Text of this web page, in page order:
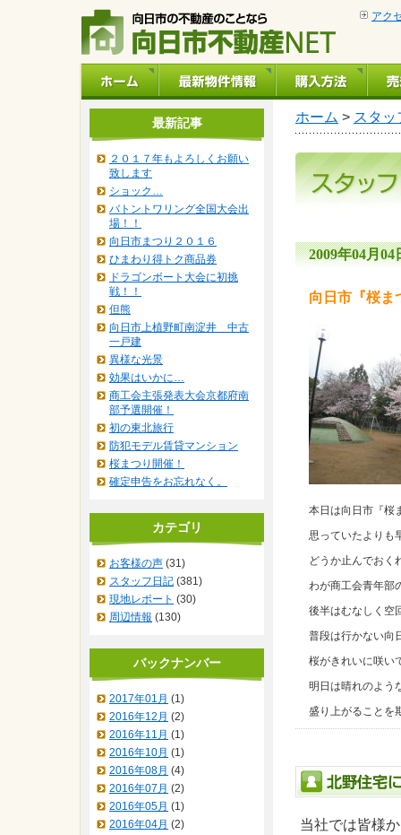
アク
ホーム > スタッ
2009年04月04
向日市『桜ま
本日は向日市『桜
思っていたよりも
どうか止んでおく
わが商工会青年部
後半はむなしく空
普段は行かない向
桜がきれいに咲い
明日は晴れのよう
盛り上がることを
当社では皆様
最新記事
２０１７年もよろしくお願い
致します
ショック…
バトントワリング全国大会出
場！！
向日市まつり２０１６
ひまわり得トク商品券
ドラゴンボート大会に初挑
戦！！
但熊
向日市上植野町南淀井 中古
一戸建
異様な光景
効果はいかに…
商工会主張発表大会京都府南
部予選開催！
初の東北旅行
防犯モデル賃貸マンション
桜まつり開催！
確定申告をお忘れなく。
カテゴリ
お客様の声 (31)
スタッフ日記 (381)
現地レポート (30)
周辺情報 (130)
バックナンバー
2017年01月 (1)
2016年12月 (2)
2016年11月 (1)
2016年10月 (1)
2016年08月 (4)
2016年07月 (2)
2016年05月 (1)
2016年04月 (2)